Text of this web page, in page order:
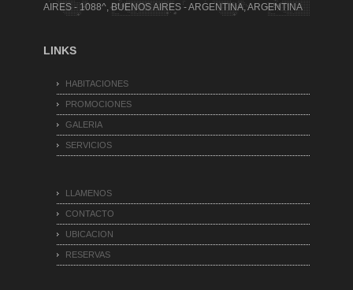
AIRES - 1088^, BUENOS AIRES - ARGENTINA, ARGENTINA
LINKS
HABITACIONES
PROMOCIONES
GALERIA
SERVICIOS
LLAMENOS
CONTACTO
UBICACION
RESERVAS